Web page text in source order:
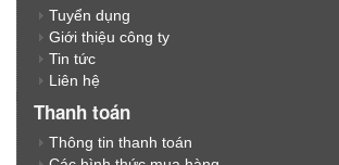
Tuyển dụng
Giới thiệu công ty
Tin tức
Liên hệ
Thanh toán
Thông tin thanh toán